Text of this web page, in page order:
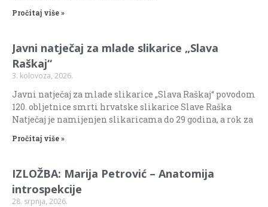
Pročitaj više »
Javni natječaj za mlade slikarice „Slava
Raškaj“
3. kolovoza, 2026.
Javni natječaj za mlade slikarice „Slava Raškaj“ povodom
120. obljetnice smrti hrvatske slikarice Slave Raška
Natječaj je namijenjen slikaricama do 29 godina, a rok za
Pročitaj više »
IZLOŽBA: Marija Petrović – Anatomija
introspekcije
28. srpnja, 2026.